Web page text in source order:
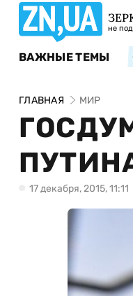
не
ВАЖНЫЕ ТЕМЫ
ГЛАВНАЯ МИР
17 декабря, 2015, 11:11